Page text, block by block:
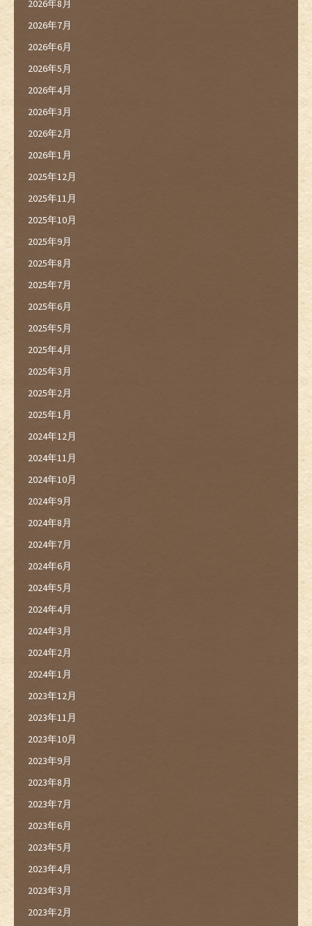
2026年8月
2026年7月
2026年6月
2026年5月
2026年4月
2026年3月
2026年2月
2026年1月
2025年12月
2025年11月
2025年10月
2025年9月
2025年8月
2025年7月
2025年6月
2025年5月
2025年4月
2025年3月
2025年2月
2025年1月
2024年12月
2024年11月
2024年10月
2024年9月
2024年8月
2024年7月
2024年6月
2024年5月
2024年4月
2024年3月
2024年2月
2024年1月
2023年12月
2023年11月
2023年10月
2023年9月
2023年8月
2023年7月
2023年6月
2023年5月
2023年4月
2023年3月
2023年2月